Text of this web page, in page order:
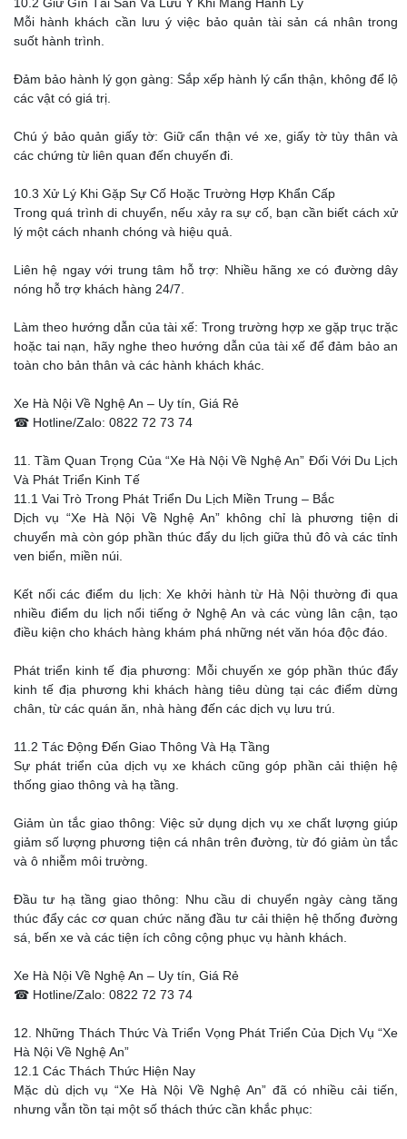
10.2 Giữ Gìn Tài Sản Và Lưu Ý Khi Mang Hành Lý
Mỗi hành khách cần lưu ý việc bảo quản tài sản cá nhân trong
suốt hành trình.
Đảm bảo hành lý gọn gàng: Sắp xếp hành lý cẩn thận, không để lộ
các vật có giá trị.
Chú ý bảo quản giấy tờ: Giữ cẩn thận vé xe, giấy tờ tùy thân và
các chứng từ liên quan đến chuyến đi.
10.3 Xử Lý Khi Gặp Sự Cố Hoặc Trường Hợp Khẩn Cấp
Trong quá trình di chuyển, nếu xảy ra sự cố, bạn cần biết cách xử
lý một cách nhanh chóng và hiệu quả.
Liên hệ ngay với trung tâm hỗ trợ: Nhiều hãng xe có đường dây
nóng hỗ trợ khách hàng 24/7.
Làm theo hướng dẫn của tài xế: Trong trường hợp xe gặp trục trặc
hoặc tai nạn, hãy nghe theo hướng dẫn của tài xế để đảm bảo an
toàn cho bản thân và các hành khách khác.
Xe Hà Nội Về Nghệ An – Uy tín, Giá Rẻ
☎ Hotline/Zalo: 0822 72 73 74
11. Tầm Quan Trọng Của “Xe Hà Nội Về Nghệ An” Đối Với Du Lịch
Và Phát Triển Kinh Tế
11.1 Vai Trò Trong Phát Triển Du Lịch Miền Trung – Bắc
Dịch vụ “Xe Hà Nội Về Nghệ An” không chỉ là phương tiện di
chuyển mà còn góp phần thúc đẩy du lịch giữa thủ đô và các tỉnh
ven biển, miền núi.
Kết nối các điểm du lịch: Xe khởi hành từ Hà Nội thường đi qua
nhiều điểm du lịch nổi tiếng ở Nghệ An và các vùng lân cận, tạo
điều kiện cho khách hàng khám phá những nét văn hóa độc đáo.
Phát triển kinh tế địa phương: Mỗi chuyến xe góp phần thúc đẩy
kinh tế địa phương khi khách hàng tiêu dùng tại các điểm dừng
chân, từ các quán ăn, nhà hàng đến các dịch vụ lưu trú.
11.2 Tác Động Đến Giao Thông Và Hạ Tầng
Sự phát triển của dịch vụ xe khách cũng góp phần cải thiện hệ
thống giao thông và hạ tầng.
Giảm ùn tắc giao thông: Việc sử dụng dịch vụ xe chất lượng giúp
giảm số lượng phương tiện cá nhân trên đường, từ đó giảm ùn tắc
và ô nhiễm môi trường.
Đầu tư hạ tầng giao thông: Nhu cầu di chuyển ngày càng tăng
thúc đẩy các cơ quan chức năng đầu tư cải thiện hệ thống đường
sá, bến xe và các tiện ích công cộng phục vụ hành khách.
Xe Hà Nội Về Nghệ An – Uy tín, Giá Rẻ
☎ Hotline/Zalo: 0822 72 73 74
12. Những Thách Thức Và Triển Vọng Phát Triển Của Dịch Vụ “Xe
Hà Nội Về Nghệ An”
12.1 Các Thách Thức Hiện Nay
Mặc dù dịch vụ “Xe Hà Nội Về Nghệ An” đã có nhiều cải tiến,
nhưng vẫn tồn tại một số thách thức cần khắc phục: